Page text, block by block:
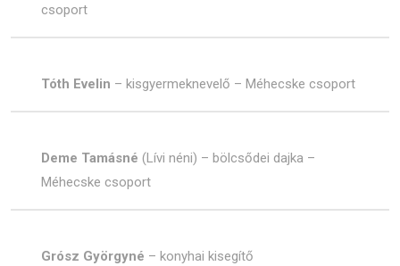
csoport
Tóth Evelin – kisgyermeknevelő – Méhecske csoport
Deme Tamásné (Lívi néni) – bölcsődei dajka –
Méhecske csoport
Grósz Györgyné – konyhai kisegítő